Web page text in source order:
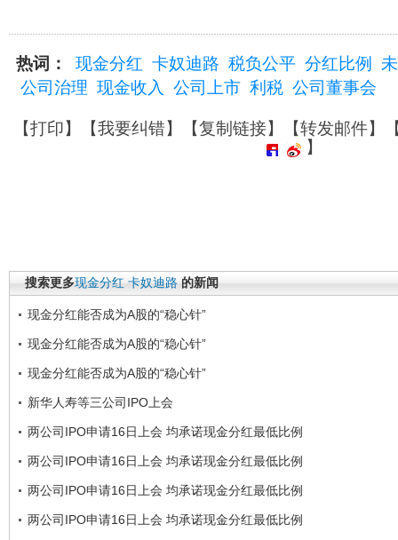
热词： 现金分红 卡奴迪路 税负公平 分红比例
公司治理 现金收入 公司上市 利税 公司董事会
【打印】【我要纠错】【复制链接】【转发邮件】
】
搜索更多现金分红 卡奴迪路 的新闻
现金分红能否成为A股的“稳心针”
现金分红能否成为A股的“稳心针”
现金分红能否成为A股的“稳心针”
新华人寿等三公司IPO上会
两公司IPO申请16日上会 均承诺现金分红最低比例
两公司IPO申请16日上会 均承诺现金分红最低比例
两公司IPO申请16日上会 均承诺现金分红最低比例
两公司IPO申请16日上会 均承诺现金分红最低比例